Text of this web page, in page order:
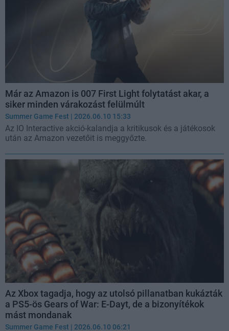
Már az Amazon is 007 First Light folytatást akar, a
siker minden várakozást felülmúlt
Summer Game Fest | 2026.06.10 15:33
Az IO Interactive akció-kalandja a kritikusok és a játékosok
után az Amazon vezetőit is meggyőzte.
Az Xbox tagadja, hogy az utolsó pillanatban kukázták
a PS5-ös Gears of War: E-Dayt, de a bizonyítékok
mást mondanak
Summer Game Fest | 2026.06.10 06:21